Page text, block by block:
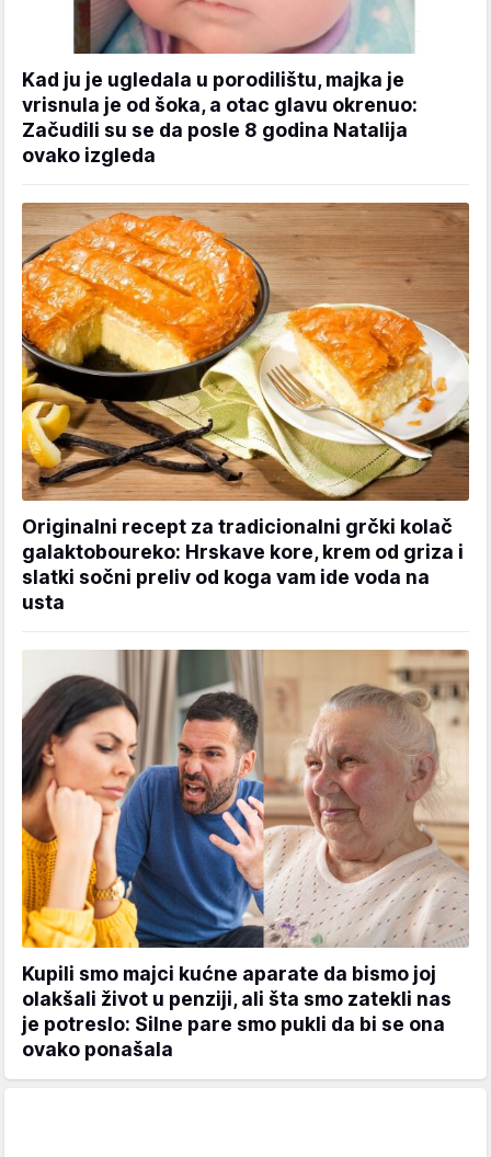
Kad ju je ugledala u porodilištu, majka je
vrisnula je od šoka, a otac glavu okrenuo:
Začudili su se da posle 8 godina Natalija
ovako izgleda
Originalni recept za tradicionalni grčki kolač
galaktoboureko: Hrskave kore, krem od griza i
slatki sočni preliv od koga vam ide voda na
usta
Kupili smo majci kućne aparate da bismo joj
olakšali život u penziji, ali šta smo zatekli nas
je potreslo: Silne pare smo pukli da bi se ona
ovako ponašala